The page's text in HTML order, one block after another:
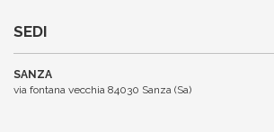
SEDI
SANZA
via fontana vecchia 84030 Sanza (Sa)